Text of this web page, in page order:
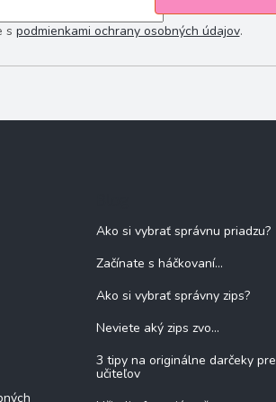
s podmienkami ochrany osobných údajov.
Ako si vybrať správnu priadzu?
Začínate s háčkovaní...
Ako si vybrať správny zips?
Neviete aký zips zvo...
3 tipy na originálne darčeky pre
učiteľov